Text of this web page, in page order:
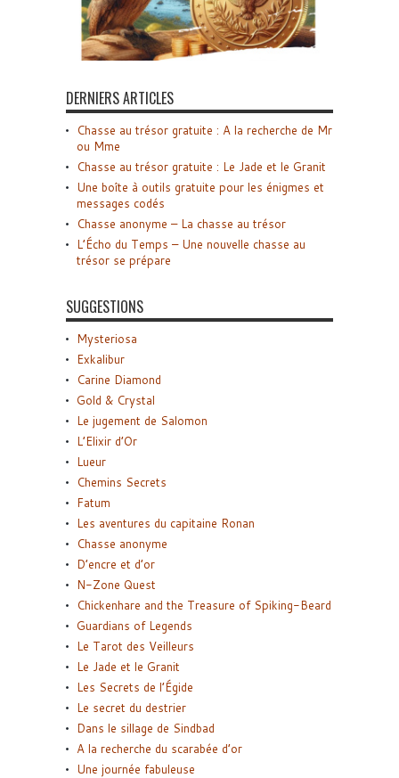
DERNIERS ARTICLES
Chasse au trésor gratuite : A la recherche de Mr
ou Mme
Chasse au trésor gratuite : Le Jade et le Granit
Une boîte à outils gratuite pour les énigmes et
messages codés
Chasse anonyme – La chasse au trésor
L’Écho du Temps – Une nouvelle chasse au
trésor se prépare
SUGGESTIONS
Mysteriosa
Exkalibur
Carine Diamond
Gold & Crystal
Le jugement de Salomon
L’Elixir d’Or
Lueur
Chemins Secrets
Fatum
Les aventures du capitaine Ronan
Chasse anonyme
D’encre et d’or
N-Zone Quest
Chickenhare and the Treasure of Spiking-Beard
Guardians of Legends
Le Tarot des Veilleurs
Le Jade et le Granit
Les Secrets de l’Égide
Le secret du destrier
Dans le sillage de Sindbad
A la recherche du scarabée d’or
Une journée fabuleuse